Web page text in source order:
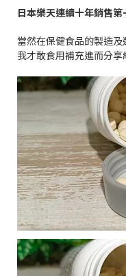
日本樂天連續十年銷售第
當然在保健食品的製造
我才敢食用補充進而分享